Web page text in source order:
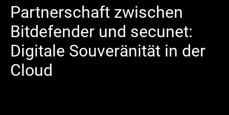
Partnerschaft zwischen
Bitdefender und secunet:
Digitale Souveränität in der
Cloud